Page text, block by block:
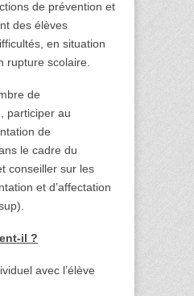
de prévention et
des élèves
en situation
rupture scolaire.
de
participer au
de
le cadre du
conseiller sur les
et d’affectation
il ?
avec l’élève